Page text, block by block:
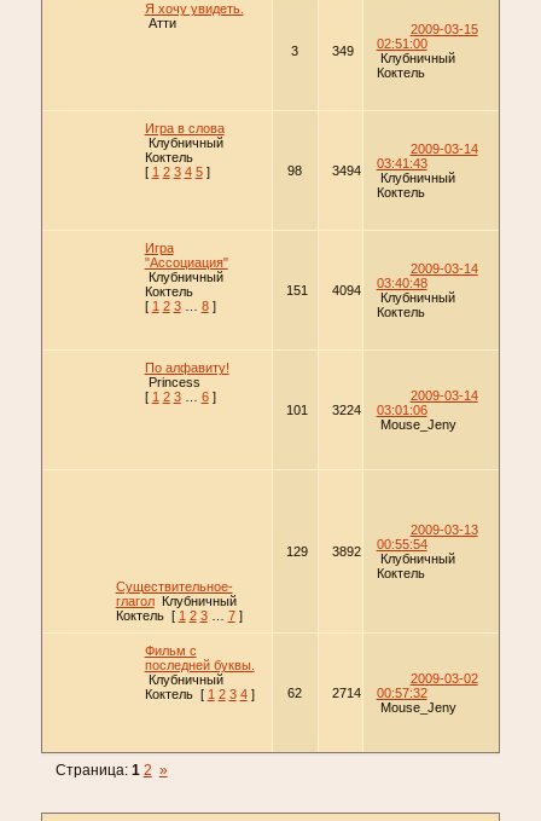
Я хочу увидеть.
Атти
3
349
2009-03-15
02:51:00
Клубничный
Коктель
Игра в слова
Клубничный
Коктель
[ 1 2 3 4 5 ] 98 3494
2009-03-14
03:41:43
Клубничный
Коктель
Игра
"Ассоциация"
Клубничный
Коктель
[ 1 2 3 8 ]
151 4094
2009-03-14
03:40:48
Клубничный
Коктель
По алфавиту!
Princess
[ 1 2 3 6 ]
101
3224
2009-03-14
03:01:06
Mouse_Jeny
Существительное-
глагол
Клубничный
Коктель [ 1 2 3 7 ]
129 3892
2009-03-13
00:55:54
Клубничный
Коктель
Фильм с
последней буквы.
Клубничный
Коктель [ 1 2 3 4 ] 62 2714
2009-03-02
00:57:32
Mouse_Jeny
Страница: 1 2 »